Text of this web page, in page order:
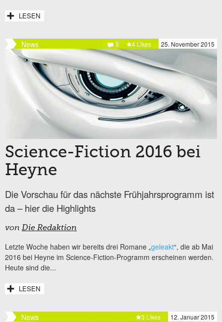
LESEN
News 25. November 2015
4 Likes
5
Science-Fiction 2016 bei
Heyne
Die Vorschau für das nächste Frühjahrsprogramm ist
da – hier die Highlights
von Die Redaktion
Letzte Woche haben wir bereits drei Romane „geleakt“, die ab Mai
2016 bei Heyne im Science-Fiction-Programm erscheinen werden.
Heute sind die...
LESEN
News 12. Januar 2015
3 Likes